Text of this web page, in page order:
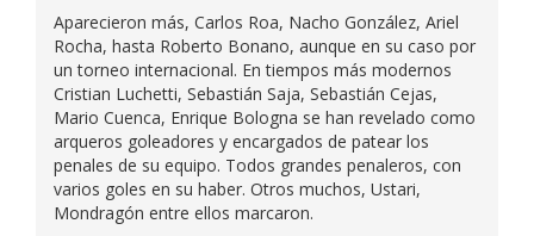
Aparecieron más, Carlos Roa, Nacho González, Ariel
Rocha, hasta Roberto Bonano, aunque en su caso por
un torneo internacional. En tiempos más modernos
Cristian Luchetti, Sebastián Saja, Sebastián Cejas,
Mario Cuenca, Enrique Bologna se han revelado como
arqueros goleadores y encargados de patear los
penales de su equipo. Todos grandes penaleros, con
varios goles en su haber. Otros muchos, Ustari,
Mondragón entre ellos marcaron.